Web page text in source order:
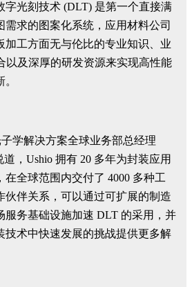
字光刻技术 (DLT) 是第一个直接满
需求的图案化系统，应用材料公司
加工方面无与伦比的专业知识、业
以及深厚的研发资源来实现高性能
学解决方案全球业务部总经理
道，Ushio 拥有 20 多年为封装应用
全球范围内交付了 4000 多种工
伙伴关系，可以通过可扩展的制造
服务基础设施加速 DLT 的采用，并
技术中快速发展的挑战提供更多解